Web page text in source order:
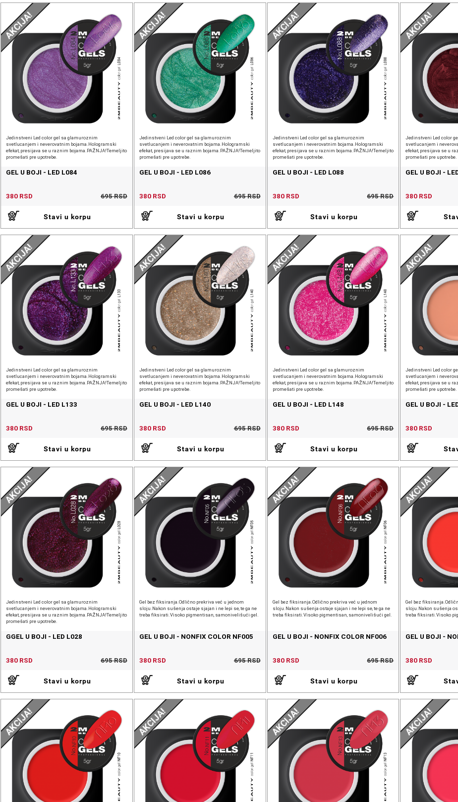
AKCIJA!
Jedinstveni Led color gel sa glamuroznim
svetlucanjem i neverovatnim bojama.Hologramski
efekat, presijava se u raznim bojama.PAŽNJA!Temeljito
promešati pre upotrebe.
GEL U BOJI - LED L084
380 RSD 695 RSD
Stavi u korpu
AKCIJA!
Jedinstveni Led color gel sa glamuroznim
svetlucanjem i neverovatnim bojama.Hologramski
efekat, presijava se u raznim bojama.PAŽNJA!Temeljito
promešati pre upotrebe.
GEL U BOJI - LED L086
380 RSD 695 RSD
Stavi u korpu
AKCIJA!
Jedinstveni Led color gel sa glamuroznim
svetlucanjem i neverovatnim bojama.Hologramski
efekat, presijava se u raznim bojama.PAŽNJA!Temeljito
promešati pre upotrebe.
GEL U BOJI - LED L088
380 RSD 695 RSD
Stavi u korpu
AKCIJA!
Jedinstveni Led color
svetlucanjem i
efekat, presijava se u
promešati pre upotrebe.
GEL U BOJI -
380 RSD
AKCIJA!
Jedinstveni Led color gel sa glamuroznim
svetlucanjem i neverovatnim bojama.Hologramski
efekat, presijava se u raznim bojama.PAŽNJA!Temeljito
promešati pre upotrebe.
GEL U BOJI - LED L133
380 RSD 695 RSD
Stavi u korpu
AKCIJA!
Jedinstveni Led color gel sa glamuroznim
svetlucanjem i neverovatnim bojama.Hologramski
efekat, presijava se u raznim bojama.PAŽNJA!Temeljito
promešati pre upotrebe.
GEL U BOJI - LED L140
380 RSD 695 RSD
Stavi u korpu
AKCIJA!
Jedinstveni Led color gel sa glamuroznim
svetlucanjem i neverovatnim bojama.Hologramski
efekat, presijava se u raznim bojama.PAŽNJA!Temeljito
promešati pre upotrebe.
GEL U BOJI - LED L148
380 RSD 695 RSD
Stavi u korpu
AKCIJA!
Jedinstveni Led color
svetlucanjem i
efekat, presijava se u
promešati pre upotrebe.
GEL U BOJI -
380 RSD
AKCIJA!
Jedinstveni Led color gel sa glamuroznim
svetlucanjem i neverovatnim bojama.Hologramski
efekat, presijava se u raznim bojama.PAŽNJA!Temeljito
promešati pre upotrebe.
GGEL U BOJI - LED L028
380 RSD 695 RSD
Stavi u korpu
AKCIJA!
Gel bez fiksiranja.Odlično prekriva već u jednom
sloju.Nakon sušenja ostaje sjajan i ne lepi se, te ga ne
treba fiksirati.Visoko pigmentisan, samonivelišući gel.
GEL U BOJI - NONFIX COLOR NF005
380 RSD 695 RSD
Stavi u korpu
AKCIJA!
Gel bez fiksiranja.Odlično prekriva već u jednom
sloju.Nakon sušenja ostaje sjajan i ne lepi se, te ga ne
treba fiksirati.Visoko pigmentisan, samonivelišući gel.
GEL U BOJI - NONFIX COLOR NF006
380 RSD 695 RSD
Stavi u korpu
AKCIJA!
Gel bez
sloju.Nakon sušenja
treba fiksirati.Visoko
GEL U BOJI -
380 RSD
AKCIJA! AKCIJA! AKCIJA! AKCIJA!